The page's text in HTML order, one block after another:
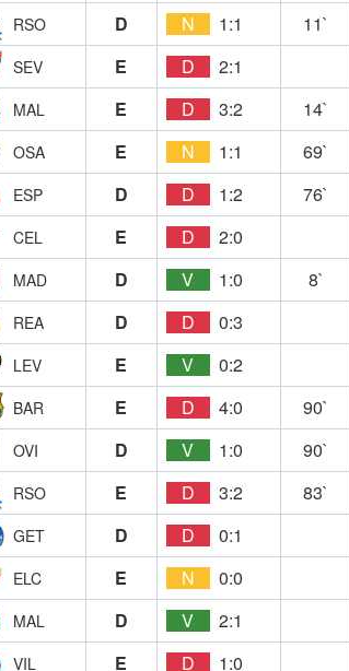
RSO D N 1:1
11`
SEV E D
2:1
MAL E D 3:2
14`
OSA E N 1:1
69`
ESP D D 1:2
76`
CEL E D
2:0
MAD D V 1:0
8`
REA D D
0:3
LEV E V
0:2
BAR E D 4:0
90`
OVI D V 1:0
90`
RSO E D 3:2 83`
GET D D
0:1
ELC E N
0:0
MAL D V
2:1
VIL E D
1:0